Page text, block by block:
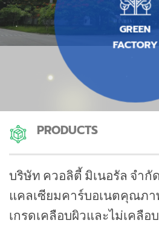
GREEN
FACTORY
PRODUCTS
บริษัท ควอลิตี้ มิเนอรัล จำกั
แคลเซียมคาร์บอเนตคุณภา
เกรดเคลือบผิวและไม่เคลือ